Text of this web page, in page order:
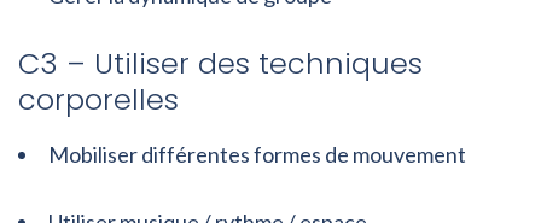
C3 – Utiliser des techniques
corporelles
Mobiliser différentes formes de mouvement